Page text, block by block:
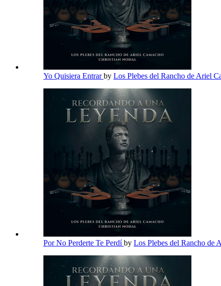
Yo Quisiera Entrarby Los Plebes del Rancho de Ariel
Por No Perderte Te Perdíby Los Plebes del Rancho de